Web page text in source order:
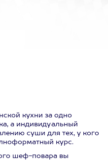
кухни за одно
а индивидуальный
суши для тех, у кого
курс.
шеф-повара вы